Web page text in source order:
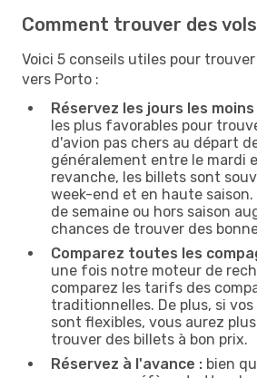
Comment trouver des
Voici 5 conseils utiles pour
vers Porto :
Réservez les jours les
les plus favorables pour
d'avion pas chers au départ
généralement entre le mardi
revanche, les billets sont
week-end et en haute saison.
de semaine ou hors saison
chances de trouver des
Comparez toutes les
une fois notre moteur de
comparez les tarifs des
traditionnelles. De plus, si
sont flexibles, vous aurez
trouver des billets à bon prix.
Réservez à l'avance : bien